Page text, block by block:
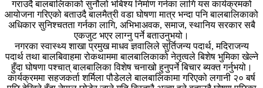
गराउदै बालबालिकाको सुनौलो भबिश्य निर्माण गर्नका लागि यस कार्यक्रमको
आयोजना गरिएको बताउदै बालमैत्री वडा घोषणा मात्र भन्दा पनि बालबालिकाको
अधिकार सुनिश्चतता गर्नका लागि, अभिभाअवक, समाज, स्थानिय सरकार सबै
एकजुट भएर लाग्नु पर्ने बताउनुभयो।
नगरका स्वास्थ्य शाखा प्रमुख माधव ज्ञवालिले सुर्तिजन्य पदार्थ, मदिराजन्य
पदार्थ तथा बालबिवाहमा रोकथाममा बालबालिकाको नेतृत्वले बिशेष भुमिका खेल्ने
हुँदा घोषणा पश्चात् बालबालिका विशेष चनाखो हुनुपर्ने बिचार ब्यक्त गर्नुभयो।
कार्यक्रममा सहजकर्ता शर्मिला पौडेलले बालबालिकामा गरिएको लगानी २० बर्ष